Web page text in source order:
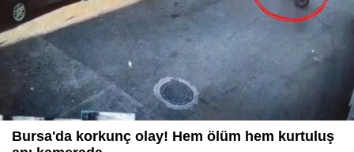
Bursa'da korkunç olay! Hem ölüm hem kurtuluş